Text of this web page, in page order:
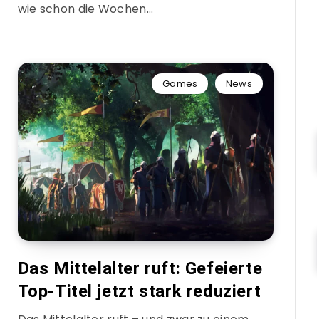
wie schon die Wochen…
Games News
Das Mittelalter ruft: Gefeierte
Top-Titel jetzt stark reduziert